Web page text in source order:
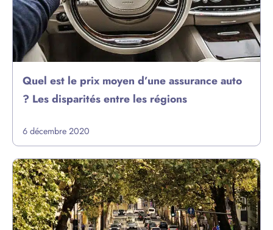
Quel est le prix moyen d’une assurance auto
? Les disparités entre les régions
6 décembre 2020